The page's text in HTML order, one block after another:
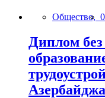
Общество,
Диплом